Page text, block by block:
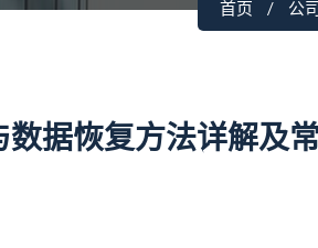
首页 公
据恢复方法详解及